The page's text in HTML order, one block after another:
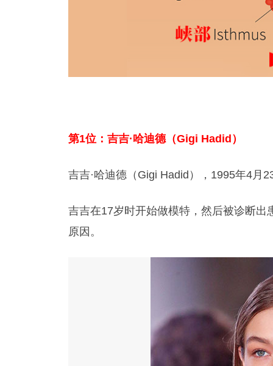
第1位：吉吉·哈迪德（Gigi Hadid）
吉吉·哈迪德（Gigi Hadid），1995年4月
吉吉在17岁时开始做模特，然后被诊断
原因。